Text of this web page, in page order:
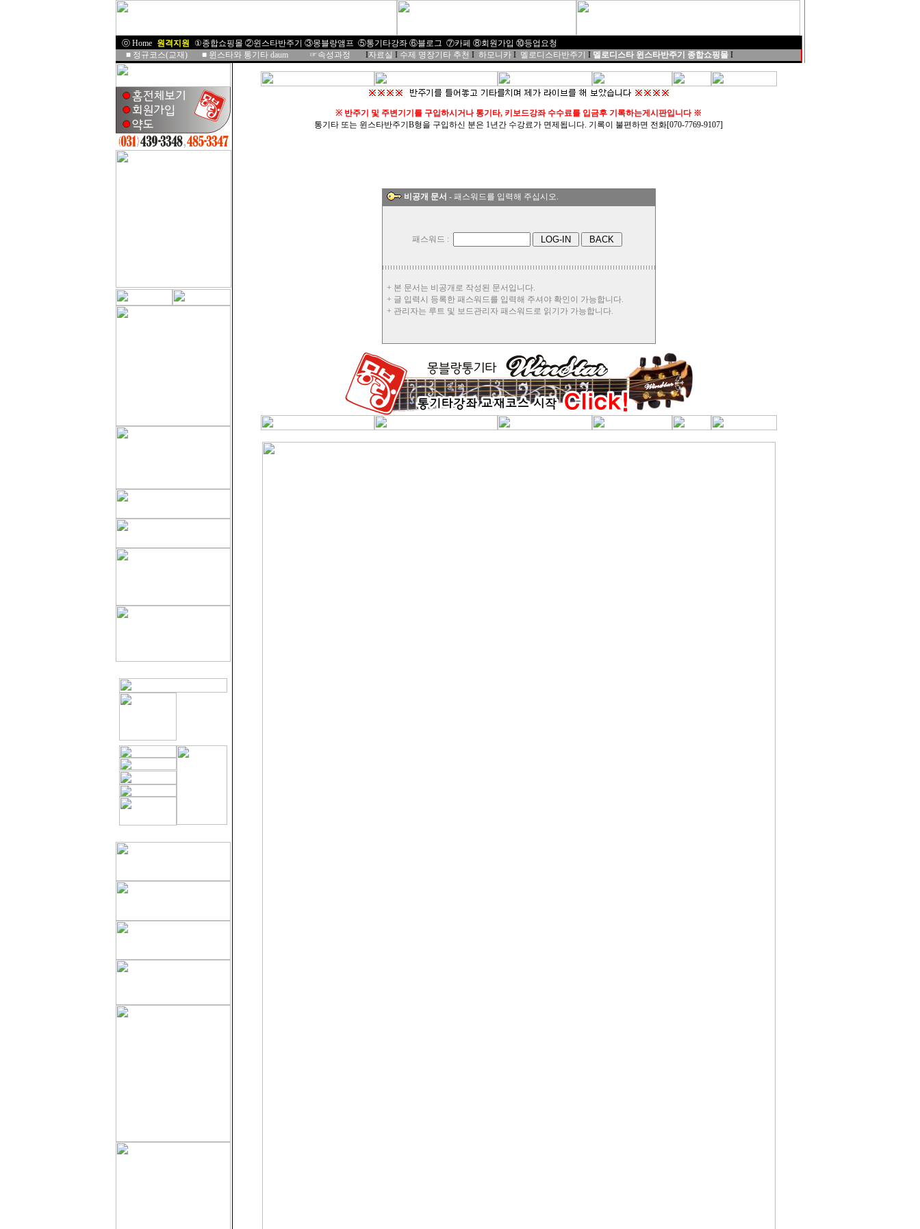
ⓞ Home 원격지원 ①종합쇼핑몰 ②윈스타반주기 ③몽블랑앰프 ⑤통기타강좌 ⑥블로그 ⑦카페 ⑧회원가입 ⑩등업요청
■ 정규코스(교재) ■ 윈스타와 통기타 daum ☞속성과정 I자료실 I 수제 명장기타 추천 I 하모니카 I 멜로디스타반주기 I멜로디스타 윈스타반주기 종합쇼핑몰 I
※ 반주기 및 주변기기를 구입하시거나 통기타, 키보드강좌 수수료를 입금후 기록하는게시판입니다 ※
통기타 또는 윈스타반주기B형을 구입하신 분은 1년간 수강료가 면제됩니다. 기록이 불편하면 전화[070-7769-9107]
비공개 문서 - 패스워드를 입력해 주십시오.
패스워드 :
+ 본 문서는 비공개로 작성된 문서입니다.
+ 글 입력시 등록한 패스워드를 입력해 주셔야 확인이 가능합니다.
+ 관리자는 루트 및 보드관리자 패스워드로 읽기가 가능합니다.